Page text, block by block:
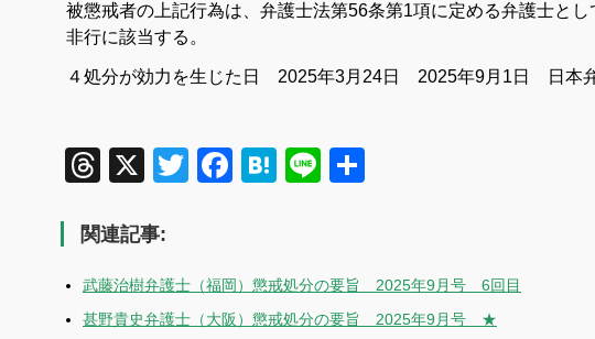
被懲戒者の上記行為は、弁護士法第56条第1項に定める弁護士とし
非行に該当する。
４処分が効力を生じた日 2025年3月24日 2025年9月1日 日本
Threads
X TwitterFacebook
Hatena
Line
関連記事:
武藤治樹弁護士（福岡）懲戒処分の要旨 2025年9月号 6回目
甚野貴史弁護士（大阪）懲戒処分の要旨 2025年9月号 ★